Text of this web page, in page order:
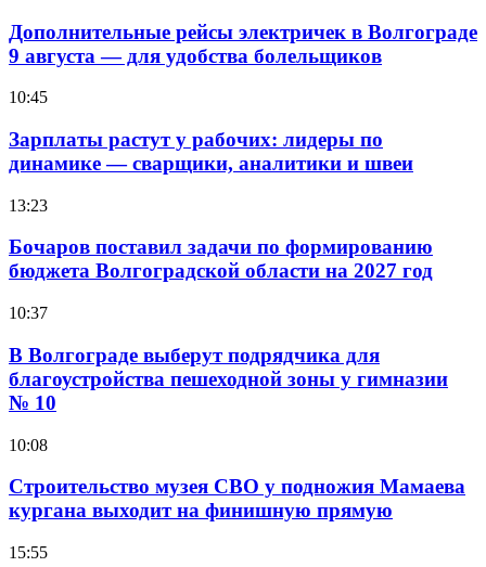
Дополнительные рейсы электричек в Волгограде
9 августа — для удобства болельщиков
10:45
Зарплаты растут у рабочих: лидеры по
динамике — сварщики, аналитики и швеи
13:23
Бочаров поставил задачи по формированию
бюджета Волгоградской области на 2027 год
10:37
В Волгограде выберут подрядчика для
благоустройства пешеходной зоны у гимназии
№ 10
10:08
Строительство музея СВО у подножия Мамаева
кургана выходит на финишную прямую
15:55